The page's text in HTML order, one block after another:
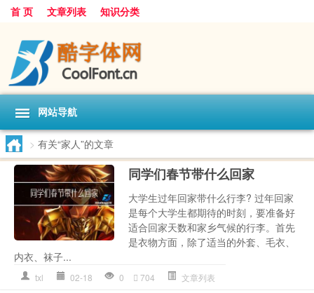
首 页 文章列表 知识分类
网站导航
> 有关“家人”的文章
同学们春节带什么回家
大学生过年回家带什么行李? 过年回家
是每个大学生都期待的时刻，要准备好
适合回家天数和家乡气候的行李。首先
是衣物方面，除了适当的外套、毛衣、
内衣、袜子...
txl 02-18 0 704 文章列表